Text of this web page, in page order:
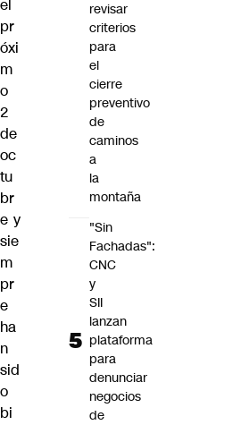
el
pr
óxi
m
o
2
de
oc
tu
br
e y
sie
m
pr
e
ha
n
sid
o
bi
revisar
criterios
para
el
cierre
preventivo
de
caminos
a
la
montaña
"Sin
Fachadas":
CNC
y
SII
lanzan
plataforma
para
denunciar
negocios
de